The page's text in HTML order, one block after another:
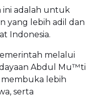
ini adalah untuk
yang lebih adil dan
Indonesia.
melalui
Abdul Mu™ti
lebih
serta